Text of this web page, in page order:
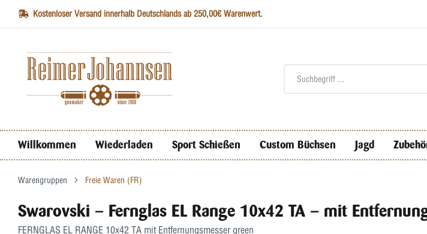
Kostenloser Versand innerhalb Deutschlands ab 250,00€ Warenwert.
Willkommen Wiederladen Sport Schießen Custom Büchsen Jagd
Warengruppen Freie Waren (FR)
Swarovski – Fernglas EL Range 10x42 TA – mit
FERNGLAS EL RANGE 10x42 TA mit Entfernungsmesser green